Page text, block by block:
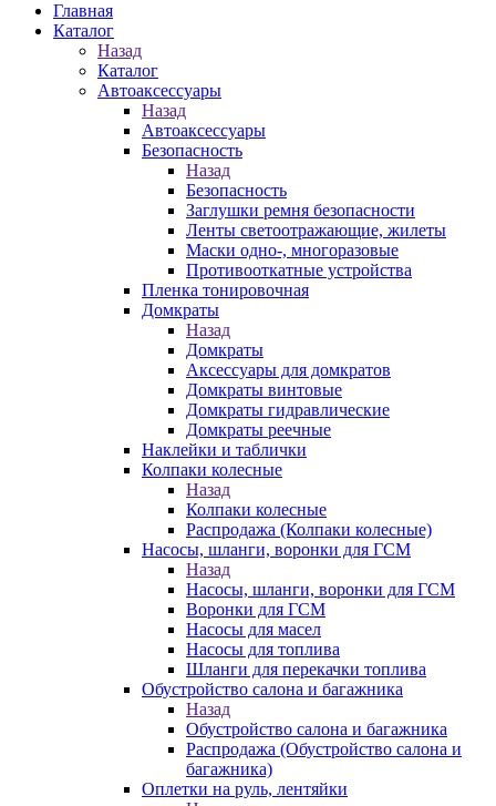
Главная
Каталог
Назад
Каталог
Автоаксессуары
Назад
Автоаксессуары
Безопасность
Назад
Безопасность
Заглушки ремня безопасности
Ленты светоотражающие, жилеты
Маски одно-, многоразовые
Противооткатные устройства
Пленка тонировочная
Домкраты
Назад
Домкраты
Аксессуары для домкратов
Домкраты винтовые
Домкраты гидравлические
Домкраты реечные
Наклейки и таблички
Колпаки колесные
Назад
Колпаки колесные
Распродажа (Колпаки колесные)
Насосы, шланги, воронки для ГСМ
Назад
Насосы, шланги, воронки для ГСМ
Воронки для ГСМ
Насосы для масел
Насосы для топлива
Шланги для перекачки топлива
Обустройство салона и багажника
Назад
Обустройство салона и багажника
Распродажа (Обустройство салона и
багажника)
Оплетки на руль, лентяйки